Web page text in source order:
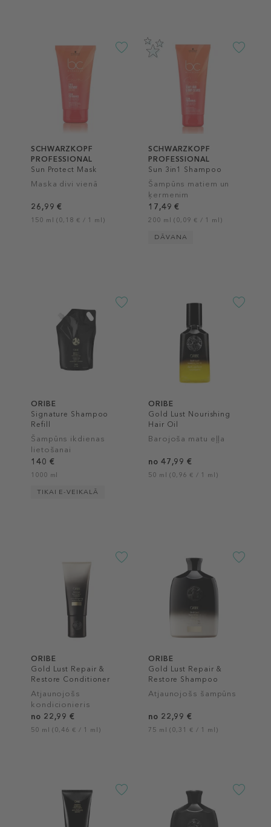
SCHWARZKOPF
PROFESSIONAL
Sun Protect Mask
Maska divi vienā
26,99 €
150 ml (0,18 € / 1 ml)
SCHWARZKOPF
PROFESSIONAL
Sun 3in1 Shampoo
Šampūns matiem un
ķermenim
17,49 €
200 ml (0,09 € / 1 ml)
DĀVANA
ORIBE
Signature Shampoo
Refill
Šampūns ikdienas
lietošanai
140 €
1000 ml
TIKAI E-VEIKALĀ
ORIBE
Gold Lust Nourishing
Hair Oil
Barojoša matu eļļa
no 47,99 €
50 ml (0,96 € / 1 ml)
ORIBE
Gold Lust Repair &
Restore Conditioner
Atjaunojošs
kondicionieris
no 22,99 €
50 ml (0,46 € / 1 ml)
ORIBE
Gold Lust Repair &
Restore Shampoo
Atjaunojošs šampūns
no 22,99 €
75 ml (0,31 € / 1 ml)